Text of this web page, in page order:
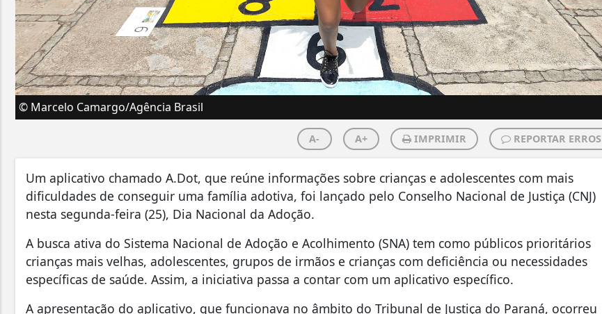
© Marcelo Camargo/Agência Brasil
A- A+ IMPRIMIR REPORTAR ERROS
Um aplicativo chamado A.Dot, que reúne informações sobre crianças e adolescentes com mais
dificuldades de conseguir uma família adotiva, foi lançado pelo Conselho Nacional de Justiça (CNJ)
nesta segunda-feira (25), Dia Nacional da Adoção.
A busca ativa do Sistema Nacional de Adoção e Acolhimento (SNA) tem como públicos prioritários
crianças mais velhas, adolescentes, grupos de irmãos e crianças com deficiência ou necessidades
específicas de saúde. Assim, a iniciativa passa a contar com um aplicativo específico.
A apresentação do aplicativo, que funcionava no âmbito do Tribunal de Justiça do Paraná, ocorreu